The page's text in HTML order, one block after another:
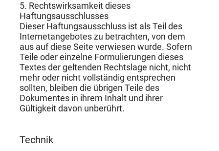
5. Rechtswirksamkeit dieses
Haftungsausschlusses
Dieser Haftungsausschluss ist als Teil des
Internetangebotes zu betrachten, von dem
aus auf diese Seite verwiesen wurde. Sofern
Teile oder einzelne Formulierungen dieses
Textes der geltenden Rechtslage nicht, nicht
mehr oder nicht vollständig entsprechen
sollten, bleiben die übrigen Teile des
Dokumentes in ihrem Inhalt und ihrer
Gültigkeit davon unberührt.
Technik